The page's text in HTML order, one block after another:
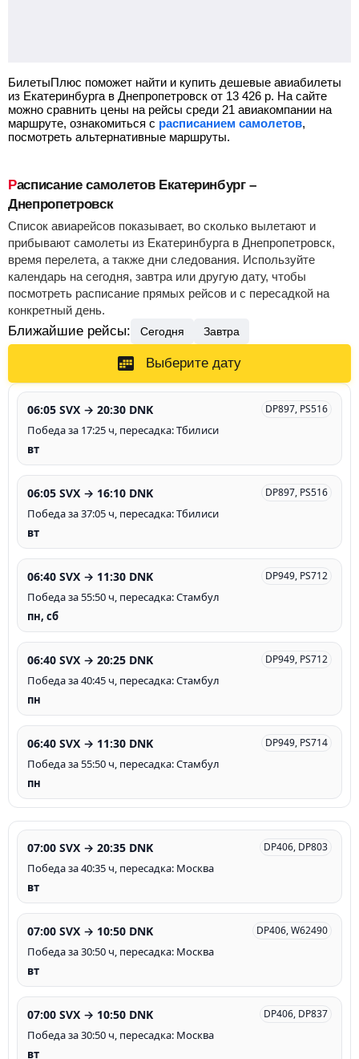
БилетыПлюс поможет найти и купить дешевые авиабилеты
из Екатеринбурга в Днепропетровск от 13 426 р. На сайте
можно сравнить цены на рейсы среди 21 авиакомпании на
маршруте, ознакомиться с расписанием самолетов,
посмотреть альтернативные маршруты.
Расписание самолетов Екатеринбург –
Днепропетровск
Список авиарейсов показывает, во сколько вылетают и
прибывают самолеты из Екатеринбурга в Днепропетровск,
время перелета, а также дни следования. Используйте
календарь на сегодня, завтра или другую дату, чтобы
посмотреть расписание прямых рейсов и с пересадкой на
конкретный день.
Ближайшие рейсы: Сегодня Завтра
Выберите дату
06:05 SVX → 20:30 DNK DP897, PS516
Победа за 17:25 ч, пересадка: Тбилиси
вт
06:05 SVX → 16:10 DNK DP897, PS516
Победа за 37:05 ч, пересадка: Тбилиси
вт
06:40 SVX → 11:30 DNK DP949, PS712
Победа за 55:50 ч, пересадка: Стамбул
пн, сб
06:40 SVX → 20:25 DNK DP949, PS712
Победа за 40:45 ч, пересадка: Стамбул
пн
06:40 SVX → 11:30 DNK DP949, PS714
Победа за 55:50 ч, пересадка: Стамбул
пн
07:00 SVX → 20:35 DNK DP406, DP803
Победа за 40:35 ч, пересадка: Москва
вт
07:00 SVX → 10:50 DNK DP406, W62490
Победа за 30:50 ч, пересадка: Москва
вт
07:00 SVX → 10:50 DNK DP406, DP837
Победа за 30:50 ч, пересадка: Москва
вт